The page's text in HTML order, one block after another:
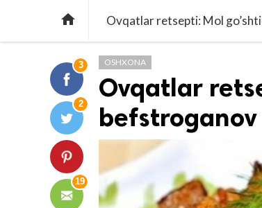
 Ovqatlar retsepti: Mol
3
2
19
OSHXONA
Ovqatlar
befstroganov